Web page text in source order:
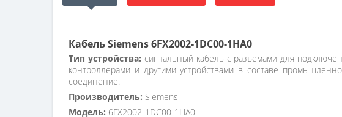
Кабель Siemens 6FX2002-1DC00-1HA0
Тип устройства: сигнальный кабель с разъемами для
контроллерами и другими устройствами в составе
соединение.
Производитель: Siemens
Модель: 6FX2002-1DC00-1HA0